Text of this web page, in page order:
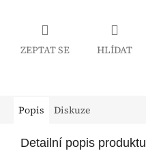
ZEPTAT SE HLÍDAT
Popis Diskuze
Detailní popis produktu